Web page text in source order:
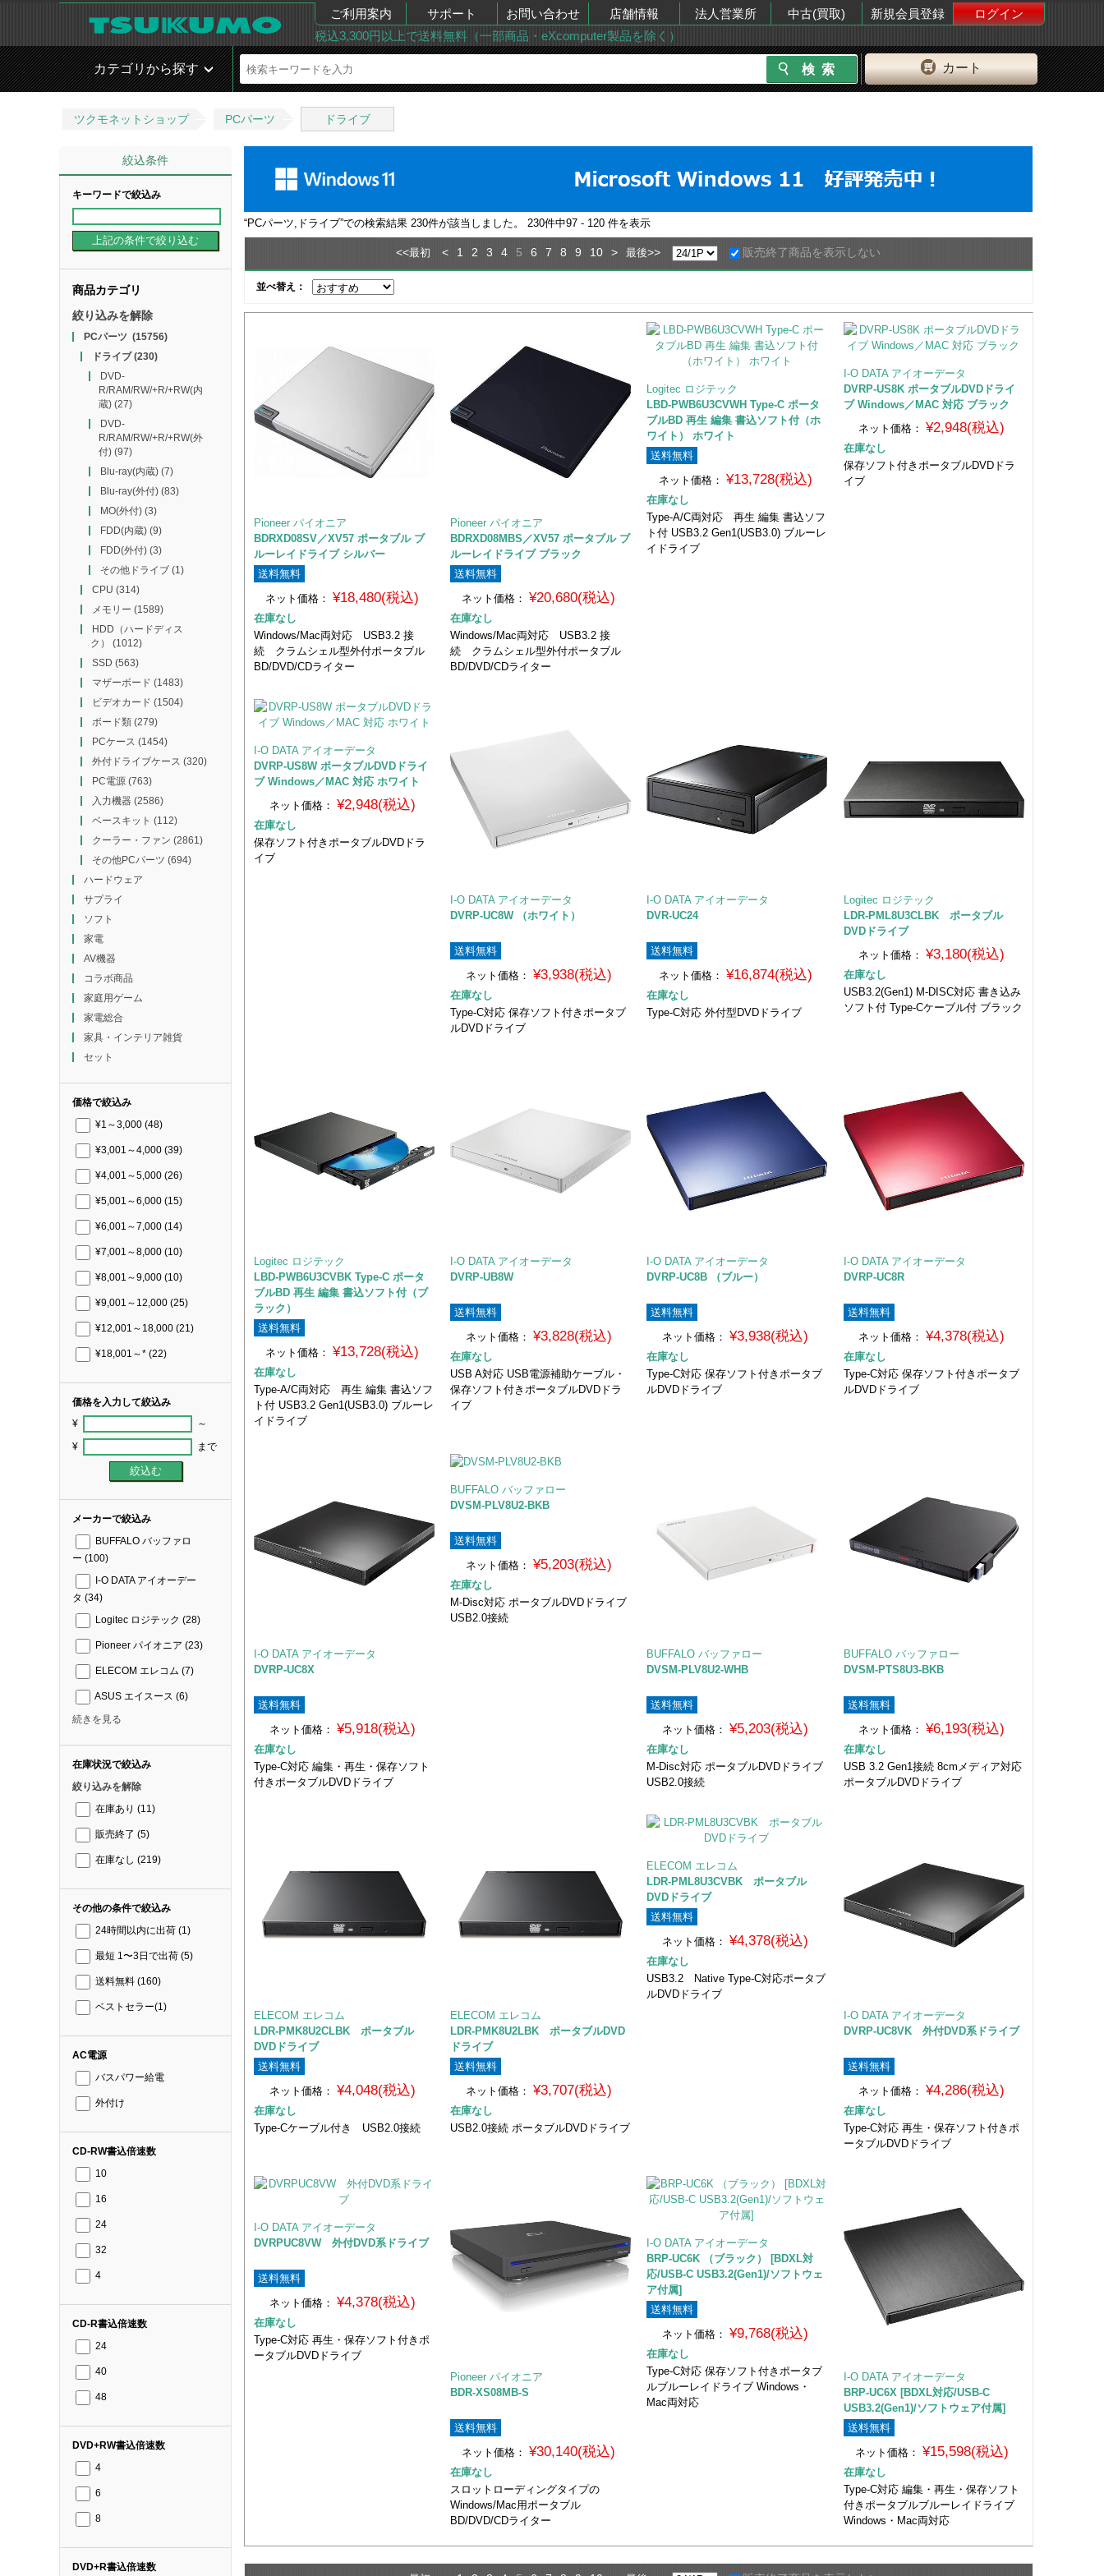
ご利用案内 サポート お問い合わせ 店舗情報 法人営業所 中古(買取) 新規会員登録
ログイン
税込3,300円以上で送料無料（一部商品・eXcomputer製品を除く）
カート
カテゴリから探す
ツクモネットショップ PCパーツ ドライブ
絞込条件
キーワードで絞込み
商品カテゴリ
絞り込みを解除
PCパーツ (15756)
ドライブ(230)
DVD-
R/RAM/RW/+R/+RW(内
蔵)(27)
DVD-
R/RAM/RW/+R/+RW(外
付)(97)
Blu-ray(内蔵)(7)
Blu-ray(外付)(83)
MO(外付)(3)
FDD(内蔵)(9)
FDD(外付)(3)
その他ドライブ(1)
CPU (314)
メモリー (1589)
HDD（ハードディス
ク）
(1012)
SSD (563)
マザーボード (1483)
ビデオカード (1504)
ボード類(279)
PCケース (1454)
外付ドライブケース (320)
PC電源(763)
入力機器(2586)
ベースキット (112)
クーラー・ファン (2861)
その他PCパーツ (694)
ハードウェア
サプライ
ソフト
家電
AV機器
コラボ商品
家庭用ゲーム
家電総合
家具・インテリア雑貨
セット
価格で絞込み
¥1～3,000 (48)
¥3,001～4,000 (39)
¥4,001～5,000 (26)
¥5,001～6,000 (15)
¥6,001～7,000 (14)
¥7,001～8,000 (10)
¥8,001～9,000 (10)
¥9,001～12,000 (25)
¥12,001～18,000 (21)
¥18,001～* (22)
価格を入力して絞込み
¥ ～
¥ まで
メーカーで絞込み
BUFFALO バッファロ
ー (100)
I-O DATA アイオーデー
タ (34)
Logitec ロジテック (28)
Pioneer パイオニア (23)
ELECOM エレコム (7)
ASUS エイスース (6)
続きを見る
在庫状況で絞込み
絞り込みを解除
在庫あり (11)
販売終了 (5)
在庫なし (219)
その他の条件で絞込み
24時間以内に出荷 (1)
最短 1〜3日で出荷 (5)
送料無料 (160)
ベストセラー(1)
AC電源
バスパワー給電
外付け
CD-RW書込倍速数
10
16
24
32
4
CD-R書込倍速数
24
40
48
DVD+RW書込倍速数
4
6
8
DVD+R書込倍速数
“PCパーツ,ドライブ”での検索結果 230件が該当しました。 230件中97 - 120 件を表示
<<最初 < 1 2 3 4 5 6 7 8 9 10 > 最後>> 販売終了商品を表示しない
並べ替え：
Pioneer パイオニア
BDRXD08SV／XV57 ポータブル ブ
ルーレイドライブ シルバー
送料無料
ネット価格：
¥18,480(税込)
在庫なし
Windows/Mac両対応 USB3.2 接
続 クラムシェル型外付ポータブル
BD/DVD/CDライター
Pioneer パイオニア
BDRXD08MBS／XV57 ポータブル ブ
ルーレイドライブ ブラック
送料無料
ネット価格：
¥20,680(税込)
在庫なし
Windows/Mac両対応 USB3.2 接
続 クラムシェル型外付ポータブル
BD/DVD/CDライター
Logitec ロジテック
LBD-PWB6U3CVWH Type-C ポータ
ブルBD 再生 編集 書込ソフト付（ホ
ワイト） ホワイト
送料無料
ネット価格： ¥13,728(税込)
在庫なし
Type-A/C両対応 再生 編集 書込ソフ
ト付 USB3.2 Gen1(USB3.0) ブルーレ
イドライブ
I-O DATA アイオーデータ
DVRP-US8K ポータブルDVDドライ
ブ Windows／MAC 対応 ブラック
ネット価格：
¥2,948(税込)
在庫なし
保存ソフト付きポータブルDVDドラ
イブ
I-O DATA アイオーデータ
DVRP-US8W ポータブルDVDドライ
ブ Windows／MAC 対応 ホワイト
ネット価格： ¥2,948(税込)
在庫なし
保存ソフト付きポータブルDVDドラ
イブ
I-O DATA アイオーデータ
DVRP-UC8W （ホワイト）
送料無料
ネット価格： ¥3,938(税込)
在庫なし
Type-C対応 保存ソフト付きポータブ
ルDVDドライブ
I-O DATA アイオーデータ
DVR-UC24
送料無料
ネット価格： ¥16,874(税込)
在庫なし
Type-C対応 外付型DVDドライブ
Logitec ロジテック
LDR-PML8U3CLBK ポータブル
DVDドライブ
ネット価格：
¥3,180(税込)
在庫なし
USB3.2(Gen1) M-DISC対応 書き込み
ソフト付 Type-Cケーブル付 ブラック
Logitec ロジテック
LBD-PWB6U3CVBK Type-C ポータ
ブルBD 再生 編集 書込ソフト付（ブ
ラック）
送料無料
ネット価格：
¥13,728(税込)
在庫なし
Type-A/C両対応 再生 編集 書込ソフ
ト付 USB3.2 Gen1(USB3.0) ブルーレ
イドライブ
I-O DATA アイオーデータ
DVRP-UB8W
送料無料
ネット価格： ¥3,828(税込)
在庫なし
USB A対応 USB電源補助ケーブル・
保存ソフト付きポータブルDVDドラ
イブ
I-O DATA アイオーデータ
DVRP-UC8B （ブルー）
送料無料
ネット価格：
¥3,938(税込)
在庫なし
Type-C対応 保存ソフト付きポータブ
ルDVDドライブ
I-O DATA アイオーデータ
DVRP-UC8R
送料無料
ネット価格：
¥4,378(税込)
在庫なし
Type-C対応 保存ソフト付きポータブ
ルDVDドライブ
I-O DATA アイオーデータ
DVRP-UC8X
送料無料
ネット価格： ¥5,918(税込)
在庫なし
Type-C対応 編集・再生・保存ソフト
付きポータブルDVDドライブ
BUFFALO バッファロー
DVSM-PLV8U2-BKB
送料無料
ネット価格： ¥5,203(税込)
在庫なし
M-Disc対応 ポータブルDVDドライブ
USB2.0接続
BUFFALO バッファロー
DVSM-PLV8U2-WHB
送料無料
ネット価格：
¥5,203(税込)
在庫なし
M-Disc対応 ポータブルDVDドライブ
USB2.0接続
BUFFALO バッファロー
DVSM-PTS8U3-BKB
送料無料
ネット価格：
¥6,193(税込)
在庫なし
USB 3.2 Gen1接続 8cmメディア対応
ポータブルDVDドライブ
ELECOM エレコム
LDR-PMK8U2CLBK ポータブル
DVDドライブ
送料無料
ネット価格： ¥4,048(税込)
在庫なし
Type-Cケーブル付き USB2.0接続
ELECOM エレコム
LDR-PMK8U2LBK ポータブルDVD
ドライブ
送料無料
ネット価格： ¥3,707(税込)
在庫なし
USB2.0接続 ポータブルDVDドライブ
ELECOM エレコム
LDR-PML8U3CVBK ポータブル
DVDドライブ
送料無料
ネット価格：
¥4,378(税込)
在庫なし
USB3.2 Native Type-C対応ポータブ
ルDVDドライブ
I-O DATA アイオーデータ
DVRP-UC8VK 外付DVD系ドライブ
送料無料
ネット価格：
¥4,286(税込)
在庫なし
Type-C対応 再生・保存ソフト付きポ
ータブルDVDドライブ
I-O DATA アイオーデータ
DVRPUC8VW 外付DVD系ドライブ
送料無料
ネット価格： ¥4,378(税込)
在庫なし
Type-C対応 再生・保存ソフト付きポ
ータブルDVDドライブ
Pioneer パイオニア
BDR-XS08MB-S
送料無料
ネット価格：
¥30,140(税込)
在庫なし
スロットローディングタイプの
Windows/Mac用ポータブル
BD/DVD/CDライター
I-O DATA アイオーデータ
BRP-UC6K （ブラック） [BDXL対
応/USB-C USB3.2(Gen1)/ソフトウェ
ア付属]
送料無料
ネット価格：
¥9,768(税込)
在庫なし
Type-C対応 保存ソフト付きポータブ
ルブルーレイドライブ Windows・
Mac両対応
I-O DATA アイオーデータ
BRP-UC6X [BDXL対応/USB-C
USB3.2(Gen1)/ソフトウェア付属]
送料無料
ネット価格： ¥15,598(税込)
在庫なし
Type-C対応 編集・再生・保存ソフト
付きポータブルブルーレイドライブ
Windows・Mac両対応